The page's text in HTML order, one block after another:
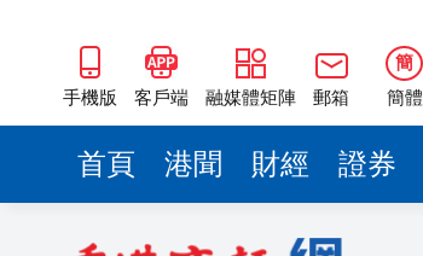
手機版 客戶端 融媒體矩陣 郵箱
簡
簡體
首頁 港聞 財經 證券